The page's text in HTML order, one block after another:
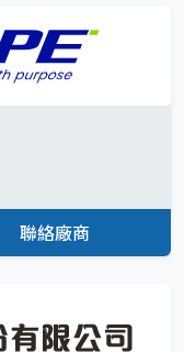
聯絡廠商